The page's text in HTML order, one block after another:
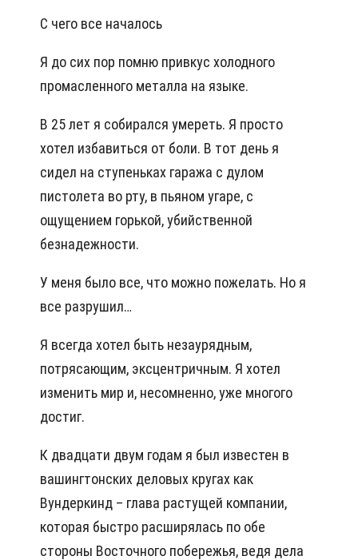
С чего все началось
Я до сих пор помню привкус холодного
промасленного металла на языке.
В 25 лет я собирался умереть. Я просто
хотел избавиться от боли. В тот день я
сидел на ступеньках гаража с дулом
пистолета во рту, в пьяном угаре, с
ощущением горькой, убийственной
безнадежности.
У меня было все, что можно пожелать. Но я
все разрушил…
Я всегда хотел быть незаурядным,
потрясающим, эксцентричным. Я хотел
изменить мир и, несомненно, уже многого
достиг.
К двадцати двум годам я был известен в
вашингтонских деловых кругах как
Вундеркинд – глава растущей компании,
которая быстро расширялась по обе
стороны Восточного побережья, ведя дела